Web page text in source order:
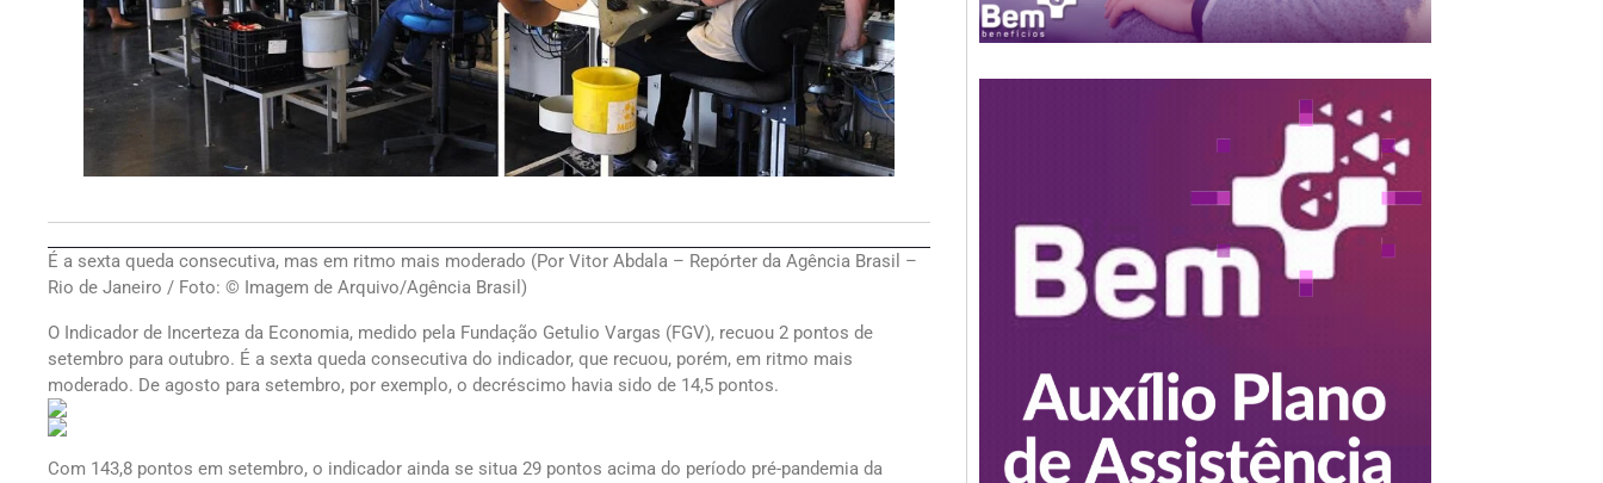
É a sexta queda consecutiva, mas em ritmo mais moderado (Por Vitor Abdala – Repórter da Agência Brasil –
Rio de Janeiro / Foto: © Imagem de Arquivo/Agência Brasil)
O Indicador de Incerteza da Economia, medido pela Fundação Getulio Vargas (FGV), recuou 2 pontos de
setembro para outubro. É a sexta queda consecutiva do indicador, que recuou, porém, em ritmo mais
moderado. De agosto para setembro, por exemplo, o decréscimo havia sido de 14,5 pontos.
Com 143,8 pontos em setembro, o indicador ainda se situa 29 pontos acima do período pré-pandemia da